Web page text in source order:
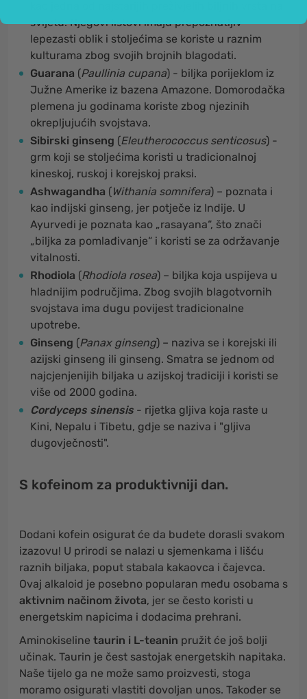
svijetu. Njegovi listovi imaju prepoznatljiv
lepezasti oblik i stoljećima se koriste u raznim
kulturama zbog svojih brojnih blagodati.
Guarana (Paullinia cupana) - biljka porijeklom iz
Južne Amerike iz bazena Amazone. Domorodačka
plemena ju godinama koriste zbog njezinih
okrepljujućih svojstava.
Sibirski ginseng (Eleutherococcus senticosus) -
grm koji se stoljećima koristi u tradicionalnoj
kineskoj, ruskoj i korejskoj praksi.
Ashwagandha (Withania somnifera) – poznata i
kao indijski ginseng, jer potječe iz Indije. U
Ayurvedi je poznata kao „rasayana“, što znači
„biljka za pomlađivanje“ i koristi se za održavanje
vitalnosti.
Rhodiola (Rhodiola rosea) – biljka koja uspijeva u
hladnijim područjima. Zbog svojih blagotvornih
svojstava ima dugu povijest tradicionalne
upotrebe.
Ginseng (Panax ginseng) – naziva se i korejski ili
azijski ginseng ili ginseng. Smatra se jednom od
najcjenjenijih biljaka u azijskoj tradiciji i koristi se
više od 2000 godina.
Cordyceps sinensis - rijetka gljiva koja raste u
Kini, Nepalu i Tibetu, gdje se naziva i "gljiva
dugovječnosti".
S kofeinom za produktivniji dan.
Dodani kofein osigurat će da budete dorasli svakom
izazovu! U prirodi se nalazi u sjemenkama i lišću
raznih biljaka, poput stabala kakaovca i čajevca.
Ovaj alkaloid je posebno popularan među osobama s
aktivnim načinom života, jer se često koristi u
energetskim napicima i dodacima prehrani.
Aminokiseline taurin i L-teanin pružit će još bolji
učinak. Taurin je čest sastojak energetskih napitaka.
Naše tijelo ga ne može samo proizvesti, stoga
moramo osigurati vlastiti dovoljan unos. Također se